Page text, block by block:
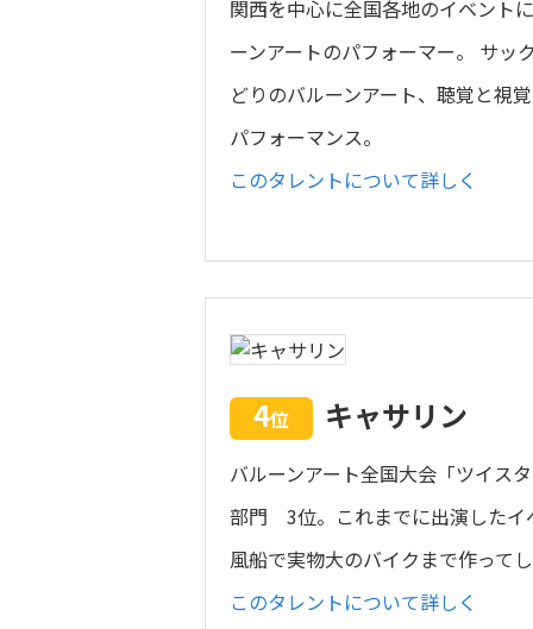
関西を中心に全国各地のイベント
ーンアートのパフォーマー。 サッ
どりのバルーンアート、聴覚と視
パフォーマンス。
このタレントについて詳しく
4位 キャサリン
バルーンアート全国大会「ツイス
部門 3位。これまでに出演したイ
風船で実物大のバイクまで作って
このタレントについて詳しく